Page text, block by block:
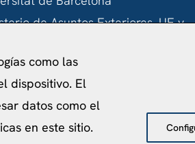
de Asuntos Exteriores, UE y
"la Caixa"
como las
dispositivo. El
datos como el
en este sitio.